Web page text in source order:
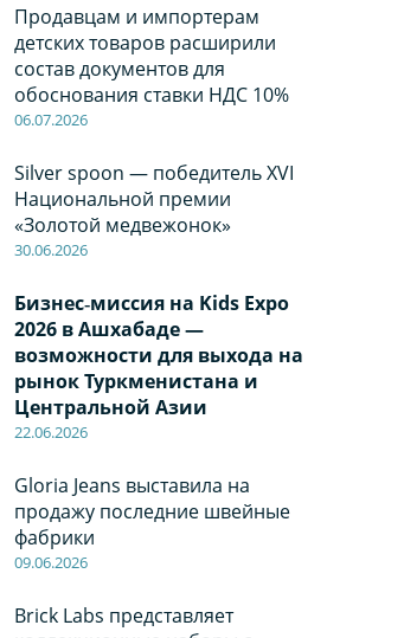
Продавцам и импортерам
детских товаров расширили
состав документов для
обоснования ставки НДС 10%
06.07.2026
Silver spoon — победитель XVI
Национальной премии
«Золотой медвежонок»
30.06.2026
Бизнес‑миссия на Kids Expo
2026 в Ашхабаде —
возможности для выхода на
рынок Туркменистана и
Центральной Азии
22.06.2026
Gloria Jeans выставила на
продажу последние швейные
фабрики
09.06.2026
Brick Labs представляет